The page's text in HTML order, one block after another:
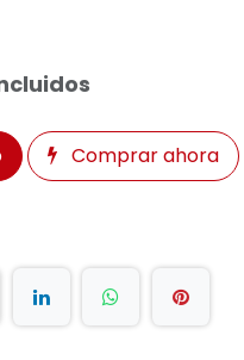
Comprar ahora